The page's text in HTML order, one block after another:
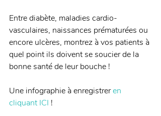
Entre diabète, maladies cardio-
vasculaires, naissances prématurées ou
encore ulcères, montrez à vos patients à
quel point ils doivent se soucier de la
bonne santé de leur bouche !
Une infographie à enregistrer en
cliquant ICI !